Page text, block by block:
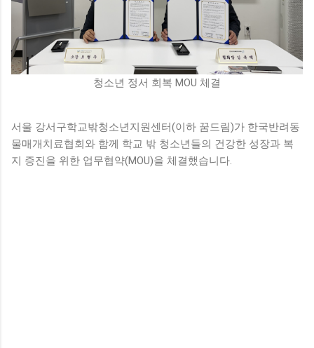
청소년 정서 회복 MOU 체결
서울 강서구학교밖청소년지원센터(이하 꿈드림)가 한국반려동
물매개치료협회와 함께 학교 밖 청소년들의 건강한 성장과 복
지 증진을 위한 업무협약(MOU)을 체결했습니다.